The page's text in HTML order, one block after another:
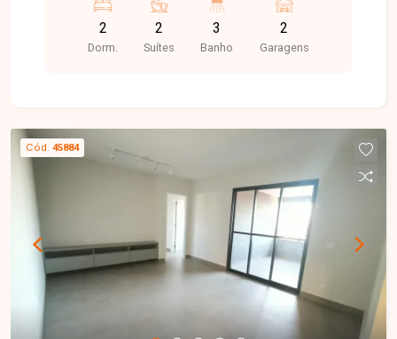
além de um entorno moderno e altamente
desejado para morar com qualidade e praticidade.
O apartamento possui aproximadamente
closet, ambas com box e espelho, além de
varanda gourmet com churrasqueira a gás,
fechada com cortina de vidro, e 2 vagas de
horas, piscina, academia, mini mercado e salão
de festas, oferecendo conforto e lazer
completos. A mobília inclusa contempla micro-
ondas, forno, cooktop, geladeira, mesa de jantar
orgânica com 6 lugares, sofá ilha, mesa de
centro, adega de vinhos, banquetas e máquina de
2
Dorm.
2
Suítes
3
Banho
2
Garagens
Cód. 45884